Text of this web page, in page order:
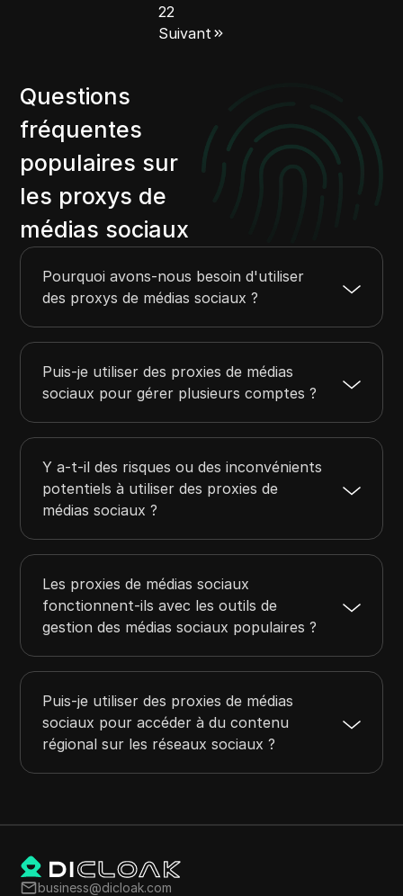
22
Suivant
Questions
fréquentes
populaires sur
les proxys de
médias sociaux
Pourquoi avons-nous besoin d'utiliser
des proxys de médias sociaux ?
Puis-je utiliser des proxies de médias
sociaux pour gérer plusieurs comptes ?
Y a-t-il des risques ou des inconvénients
potentiels à utiliser des proxies de
médias sociaux ?
Les proxies de médias sociaux
fonctionnent-ils avec les outils de
gestion des médias sociaux populaires ?
Puis-je utiliser des proxies de médias
sociaux pour accéder à du contenu
régional sur les réseaux sociaux ?
business@dicloak.com